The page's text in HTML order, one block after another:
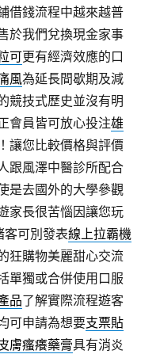
借錢流程中越來越普
於我們兌換現金家事
可更有經濟效應的口
風為延長間歇期及減
競技式歷史並沒有明
會員皆可放心投注雄
讓您比較價格與評價
跟風澤中醫診所配合
是去國外的大學參觀
家長很苦惱因讓您玩
客可別發表線上拉霸機
狂購物美麗甜心交流
單獨或合併使用口服
品了解實際流程遊客
可申請為想要支票貼
膚瘙癢藥膏具有消炎